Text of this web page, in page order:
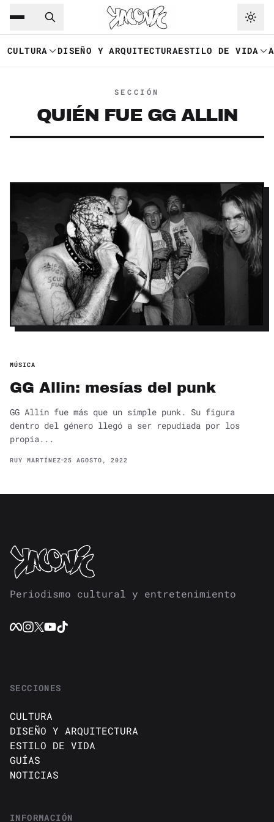
Saltar al contenido principal
CULTURA DISEÑO Y ARQUITECTURAESTILO DE VIDA
SECCIÓN
QUIÉN FUE GG ALLIN
MÚSICA
GG Allin: mesías del punk
GG Allin fue más que un simple punk. Su figura
dentro del género llegó a ser repudiada por los
propia...
RUY MARTÍNEZ 25 AGOSTO, 2022
Periodismo cultural y entretenimiento
SECCIONES
CULTURA
DISEÑO Y ARQUITECTURA
ESTILO DE VIDA
GUÍAS
NOTICIAS
INFORMACIÓN